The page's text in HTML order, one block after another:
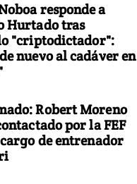
responde a
Hurtado tras
"criptodictador":
nuevo al cadáver en
Robert Moreno
por la FEF
de entrenador